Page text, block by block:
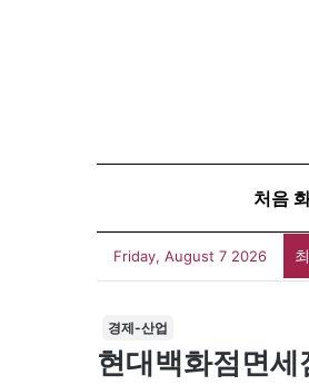
처음
Friday, August 7 2026
경제-산업
현대백화점면세